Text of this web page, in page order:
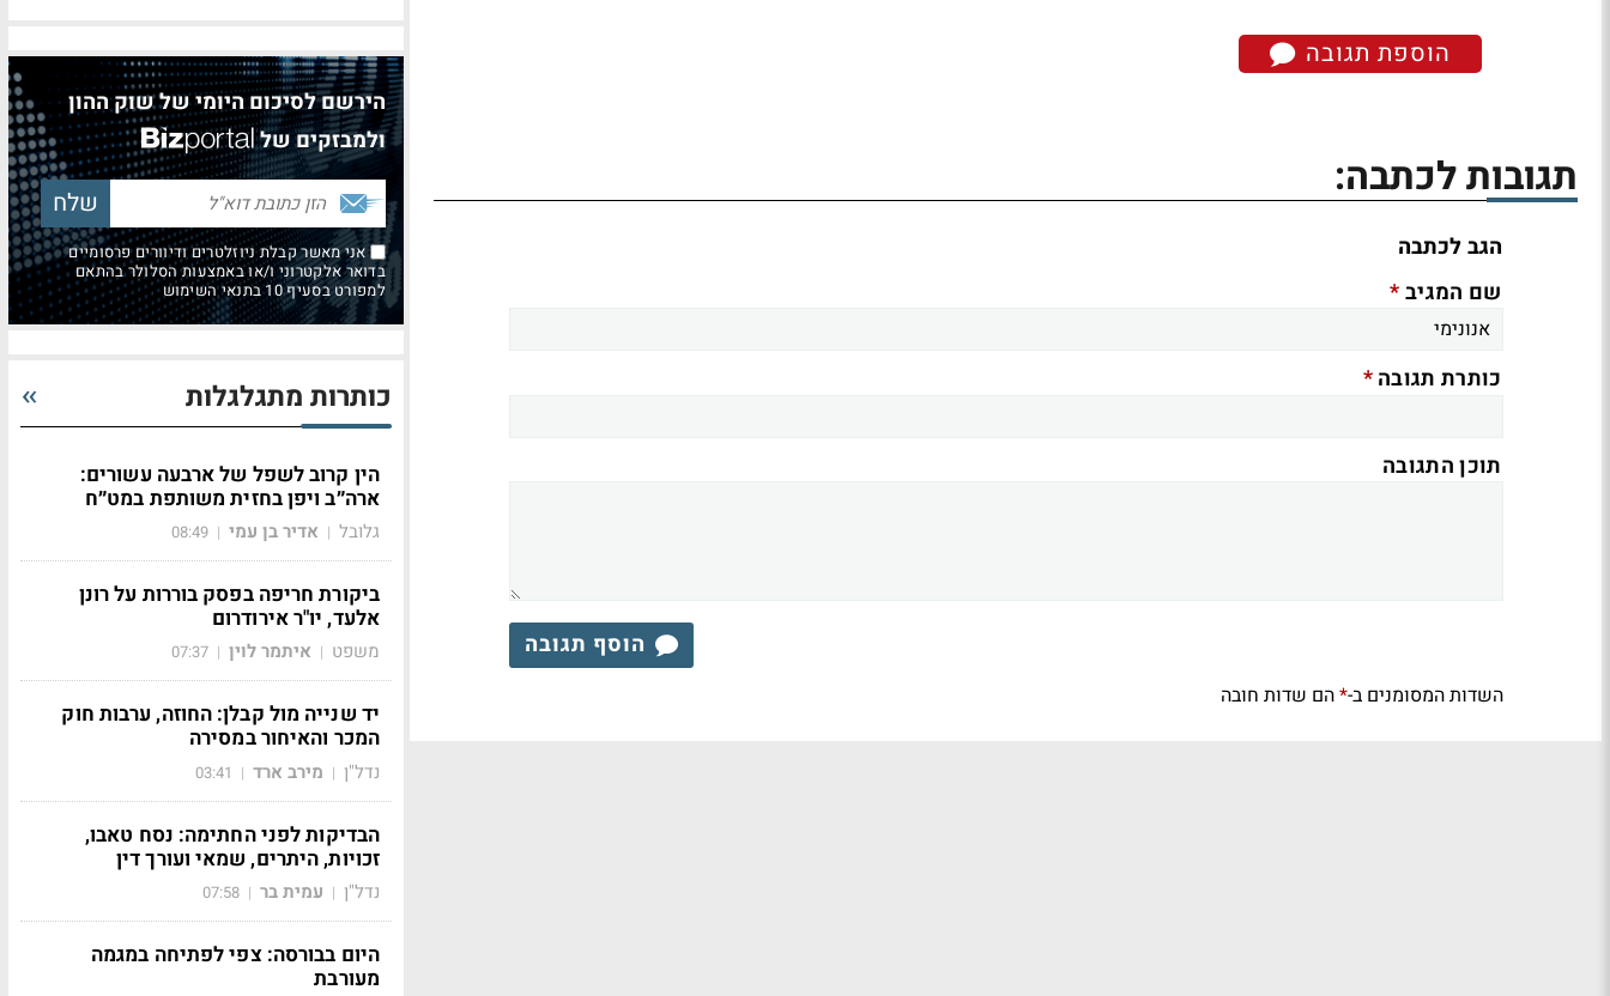
הוספת תגובה
תגובות לכתבה:
הגב לכתבה
שם המגיב*
כותרת תגובה*
תוכן התגובה
הוסף תגובה
השדות המסומנים ב-*הם שדות חובה
הירשם לסיכום היומי של שוק ההון
ולמבזקים של
אני מאשר קבלת ניוזלטרים ודיוורים פרסומיים
בדואר אלקטרוני ו/או באמצעות הסלולר בהתאם
למפורט בסעיף 10 בתנאי השימוש
כותרות מתגלגלות
הין קרוב לשפל של ארבעה עשורים:
ארה״ב ויפן בחזית משותפת במט״ח
גלובל | אדיר בן עמי |
08:49
ביקורת חריפה בפסק בוררות על רונן
אלעד, יו"ר אירודרום
משפט | איתמר לוין |
07:37
יד שנייה מול קבלן: החוזה, ערבות חוק
המכר והאיחור במסירה
נדל"ן | מירב ארד |
03:41
הבדיקות לפני החתימה: נסח טאבו,
זכויות, היתרים, שמאי ועורך דין
נדל"ן | עמית בר |
07:58
היום בבורסה: צפי לפתיחה במגמה
מעורבת